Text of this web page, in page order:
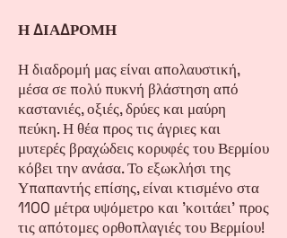
Η ΔΙΑΔΡΟΜΗ
Η διαδρομή μας είναι απολαυστική,
μέσα σε πολύ πυκνή βλάστηση από
καστανιές, οξιές, δρύες και μαύρη
πεύκη. Η θέα προς τις άγριες και
μυτερές βραχώδεις κορυφές του Βερμίου
κόβει την ανάσα. Το εξωκλήσι της
Υπαπαντής επίσης, είναι κτισμένο στα
1100 μέτρα υψόμετρο και 'κοιτάει' προς
τις απότομες ορθοπλαγιές του Βερμίου!